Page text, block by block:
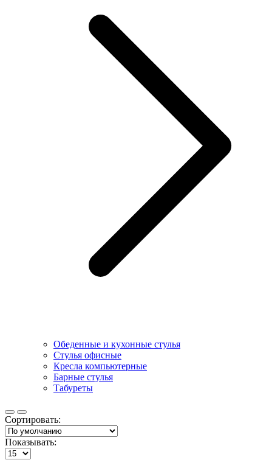
Обеденные и кухонные стулья
Стулья офисные
Кресла компьютерные
Барные стулья
Табуреты
Сортировать:
Показывать: